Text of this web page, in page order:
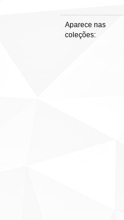
Aparece nas
coleções: